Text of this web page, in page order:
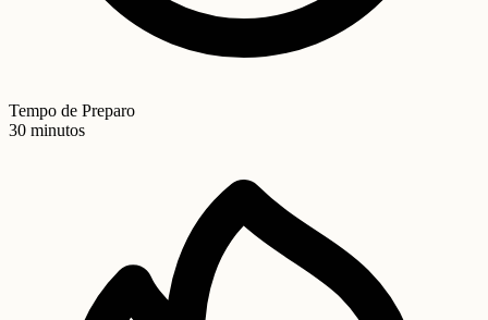
Tempo de Preparo
30 minutos